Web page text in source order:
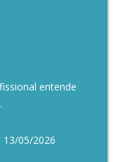
entende
13/05/2026